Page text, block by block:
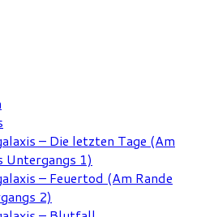
– Die letzten Tage (Am
Untergangs 1)
– Feuertod (Am Rande
2)